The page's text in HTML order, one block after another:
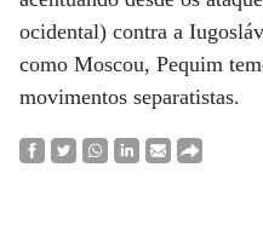
ocidental) contra a
como Moscou, Pequim
movimentos separatistas.